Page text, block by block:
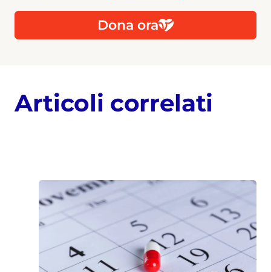
Dona ora
Articoli correlati